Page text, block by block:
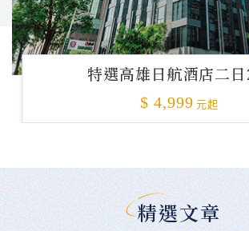
特選高雄日航酒店二
$ 4,999 元起
精選文章